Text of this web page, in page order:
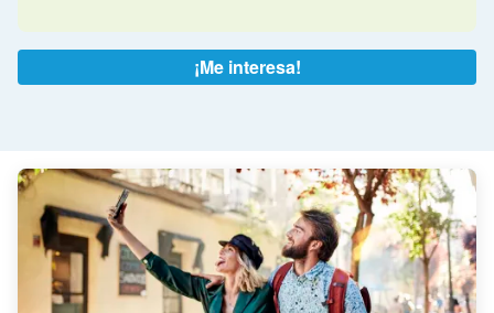
¡Me interesa!